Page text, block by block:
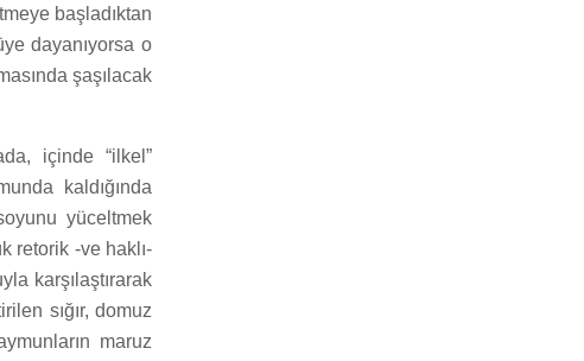
başladıktan
dayanıyorsa o
şaşılacak
içinde “ilkel”
kaldığında
yüceltmek
retorik -ve haklı-
karşılaştırarak
sığır, domuz
maruz